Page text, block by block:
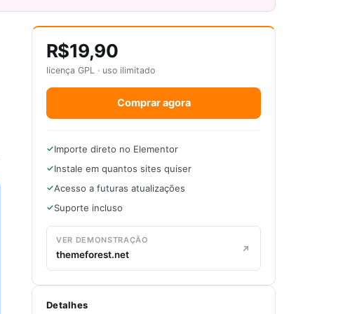
R$19,90
licença GPL · uso ilimitado
Comprar agora
Importe direto no Elementor
Instale em quantos sites quiser
Acesso a futuras atualizações
Suporte incluso
VER DEMONSTRAÇÃO
themeforest.net
Detalhes